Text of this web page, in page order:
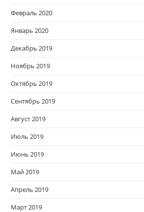
Февраль 2020
Январь 2020
Декабрь 2019
Ноябрь 2019
Октябрь 2019
Сентябрь 2019
Август 2019
Июль 2019
Июнь 2019
Май 2019
Апрель 2019
Март 2019